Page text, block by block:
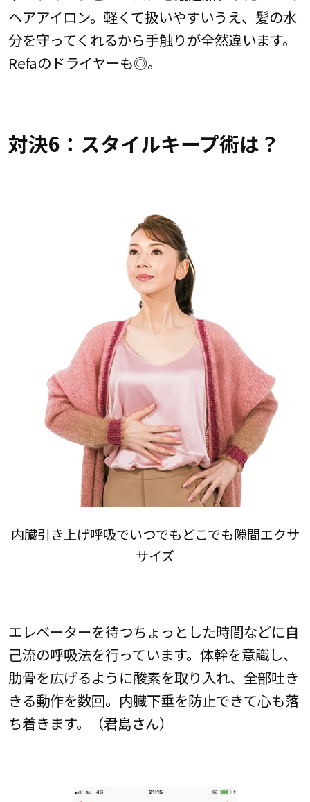
ヘアアイロン。軽くて扱いやすいうえ、髪の水
分を守ってくれるから手触りが全然違います。
Refaのドライヤーも◎。
対決6：スタイルキープ術は？
内臓引き上げ呼吸でいつでもどこでも隙間エクサ
サイズ
エレベーターを待つちょっとした時間などに自
己流の呼吸法を行っています。体幹を意識し、
肋骨を広げるように酸素を取り入れ、全部吐き
きる動作を数回。内臓下垂を防止できて心も落
ち着きます。（君島さん）